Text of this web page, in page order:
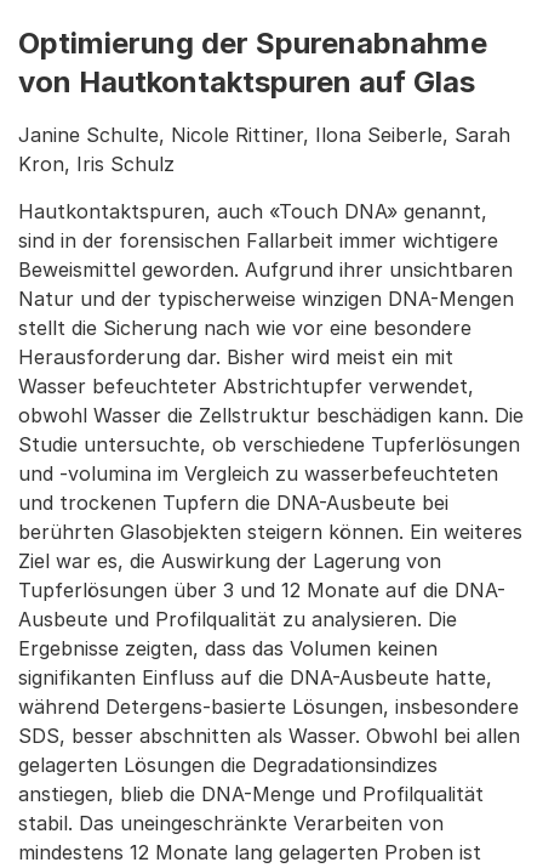
Optimierung der Spurenabnahme
von Hautkontaktspuren auf Glas
Janine Schulte, Nicole Rittiner, Ilona Seiberle, Sarah
Kron, Iris Schulz
Hautkontaktspuren, auch «Touch DNA» genannt,
sind in der forensischen Fallarbeit immer wichtigere
Beweismittel geworden. Aufgrund ihrer unsichtbaren
Natur und der typischerweise winzigen DNA-Mengen
stellt die Sicherung nach wie vor eine besondere
Herausforderung dar. Bisher wird meist ein mit
Wasser befeuchteter Abstrichtupfer verwendet,
obwohl Wasser die Zellstruktur beschädigen kann. Die
Studie untersuchte, ob verschiedene Tupferlösungen
und -volumina im Vergleich zu wasserbefeuchteten
und trockenen Tupfern die DNA-Ausbeute bei
berührten Glasobjekten steigern können. Ein weiteres
Ziel war es, die Auswirkung der Lagerung von
Tupferlösungen über 3 und 12 Monate auf die DNA-
Ausbeute und Profilqualität zu analysieren. Die
Ergebnisse zeigten, dass das Volumen keinen
signifikanten Einfluss auf die DNA-Ausbeute hatte,
während Detergens-basierte Lösungen, insbesondere
SDS, besser abschnitten als Wasser. Obwohl bei allen
gelagerten Lösungen die Degradationsindizes
anstiegen, blieb die DNA-Menge und Profilqualität
stabil. Das uneingeschränkte Verarbeiten von
mindestens 12 Monate lang gelagerten Proben ist